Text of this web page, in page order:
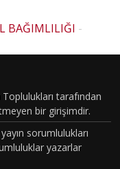
BAĞIMLILIĞI -
tarafından
bir girişimdir.
sorumlulukları
yazarlar